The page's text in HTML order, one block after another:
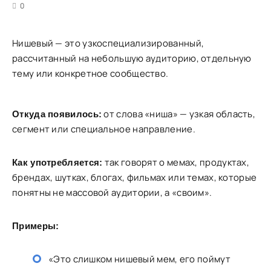
0
Нишевый — это узкоспециализированный,
рассчитанный на небольшую аудиторию, отдельную
тему или конкретное сообщество.
Откуда появилось: от слова «ниша» — узкая область,
сегмент или специальное направление.
Как употребляется: так говорят о мемах, продуктах,
брендах, шутках, блогах, фильмах или темах, которые
понятны не массовой аудитории, а «своим».
Примеры:
«Это слишком нишевый мем, его поймут